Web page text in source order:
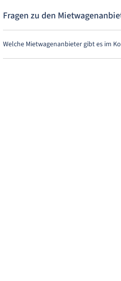
MietwagenCheck nichts.
Fragen zu den
Welche Mietwagenanbieter gibt es im
Im Komoren gibt es als einzigen